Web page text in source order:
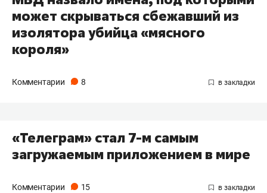
может скрываться сбежавший из
изолятора убийца «мясного
короля»
Комментарии 8
«Телеграм» стал 7-м самым
загружаемым приложением в мире
Комментарии 15